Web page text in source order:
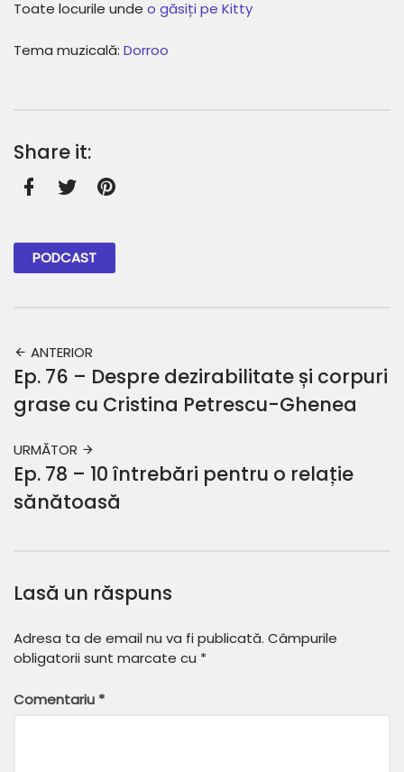
Toate locurile unde o găsiți pe Kitty
Tema muzicală: Dorroo
Share it:
PODCAST
ANTERIOR
Ep. 76 – Despre dezirabilitate și corpuri
grase cu Cristina Petrescu-Ghenea
URMĂTOR
Ep. 78 – 10 întrebări pentru o relație
sănătoasă
Lasă un răspuns
Adresa ta de email nu va fi publicată. Câmpurile
obligatorii sunt marcate cu *
Comentariu *